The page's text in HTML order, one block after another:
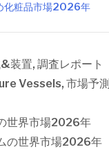
化粧品市場2026年
装置, 調査レポート
Vessels, 市場予測
世界市場2026年
の世界市場2026年